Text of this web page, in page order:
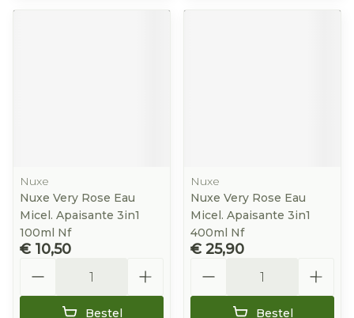
Nuxe
Nuxe Very Rose Eau
Micel. Apaisante 3in1
100ml Nf
€ 10,50
Bestel
Nuxe
Nuxe Very Rose Eau
Micel. Apaisante 3in1
400ml Nf
€ 25,90
Bestel